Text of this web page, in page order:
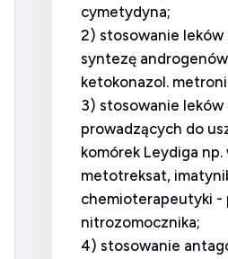
cymetydyna;
2) stosowanie leków
syntezę
ketokonazol.
3) stosowanie leków
prowadzących do
komórek Leydiga
metotreksat,
chemioterapeutyki -
nitrozomocznika;
4) stosowanie